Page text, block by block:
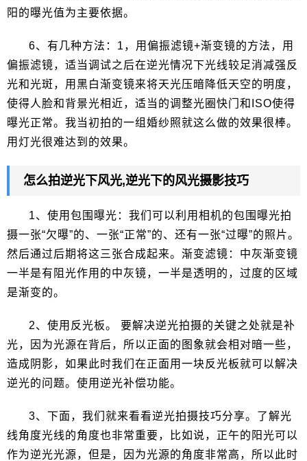
阳的曝光值为主要依据。
6、有几种方法：1，用偏振滤镜+渐变镜的方法，用
偏振滤镜，适当调试之后在逆光情况下光线较足消减强反
光和光斑，用黑白渐变镜来将天光压暗降低天空的明度，
使得人脸和背景光相近，适当的调整光圈快门和ISO使得
曝光正常。我当初拍的一组婚纱照就这么做的效果很棒。
用灯光很难达到的效果。
怎么拍逆光下风光,逆光下的风光摄影技巧
1、使用包围曝光：我们可以利用相机的包围曝光拍
摄一张“欠曝”的、一张“正常”的、还有一张“过曝”的照片。
然后通过后期将这三张合成起来。渐变滤镜：中灰渐变镜
一半是有阻光作用的中灰镜，一半是透明的，过度的区域
是渐变的。
2、使用反光板。 要解决逆光拍摄的关键之处就是补
光，因为光源在背后，所以正面的图象就会相对暗一些，
造成阴影，如果此时我们在正面用一块反光板就可以解决
逆光的问题。使用逆光补偿功能。
3、下面，我们就来看看逆光拍摄技巧分享。了解光
线角度光线的角度也非常重要，比如说，正午的阳光可以
作为逆光光源，但是，因为光源的角度非常高，所以此时